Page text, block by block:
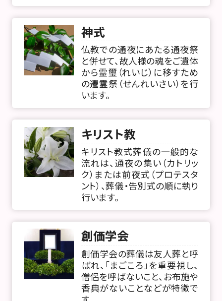
神式
仏教での通夜にあたる通夜祭
と併せて、故人様の魂をご遺体
から霊璽（れいじ）に移すため
の遷霊祭（せんれいさい）を行
います。
キリスト教
キリスト教式葬儀の一般的な
流れは、通夜の集い（カトリッ
ク）または前夜式（プロテスタ
ント）、葬儀・告別式の順に執り
行います。
創価学会
創価学会の葬儀は友人葬と呼
ばれ、「まごころ」を重要視し、
僧侶を呼ばないこと、お布施や
香典がないことなどが特徴で